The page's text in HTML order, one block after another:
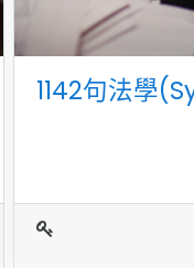
1142句法學